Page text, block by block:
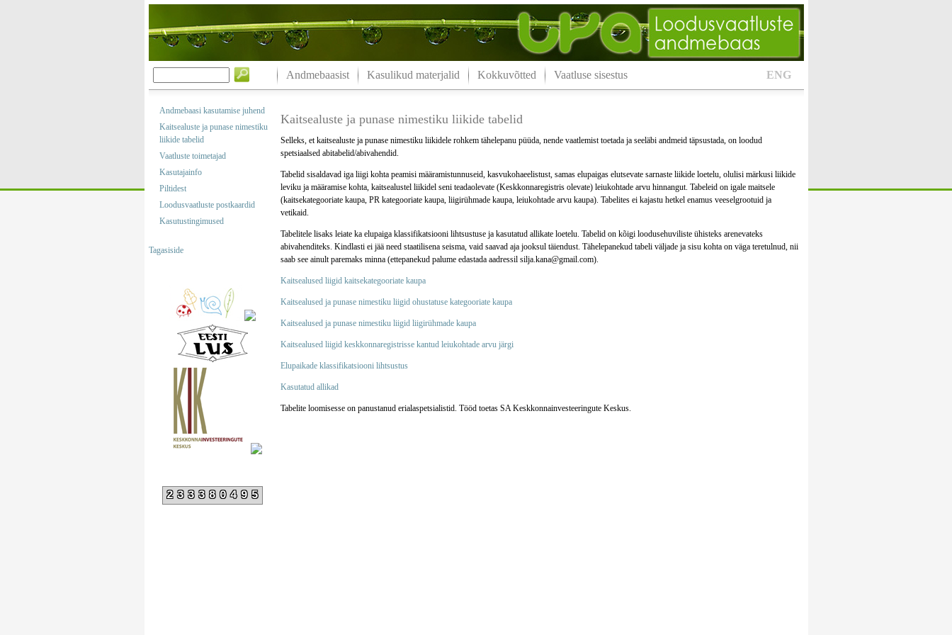
ENG
Andmebaasist Kasulikud materjalid Kokkuvõtted Vaatluse sisestus
Andmebaasi kasutamise juhend
Kaitsealuste ja punase nimestiku
liikide tabelid
Vaatluste toimetajad
Kasutajainfo
Piltidest
Loodusvaatluste postkaardid
Kasutustingimused
Tagasiside
233380495
Kaitsealuste ja punase nimestiku liikide tabelid
Selleks, et kaitsealuste ja punase nimestiku liikidele rohkem tähelepanu püüda, nende vaatlemist toetada ja seeläbi andmeid täpsustada, on loodud
spetsiaalsed abitabelid/abivahendid.
Tabelid sisaldavad iga liigi kohta peamisi määramistunnuseid, kasvukohaeelistust, samas elupaigas elutsevate sarnaste liikide loetelu, olulisi märkusi liikide
leviku ja määramise kohta, kaitsealustel liikidel seni teadaolevate (Keskkonnaregistris olevate) leiukohtade arvu hinnangut. Tabeleid on igale maitsele
(kaitsekategooriate kaupa, PR kategooriate kaupa, liigirühmade kaupa, leiukohtade arvu kaupa). Tabelites ei kajastu hetkel enamus veeselgrootuid ja
vetikaid.
Tabelitele lisaks leiate ka elupaiga klassifikatsiooni lihtsustuse ja kasutatud allikate loetelu. Tabelid on kõigi loodusehuviliste ühisteks arenevateks
abivahenditeks. Kindlasti ei jää need staatilisena seisma, vaid saavad aja jooksul täiendust. Tähelepanekud tabeli väljade ja sisu kohta on väga teretulnud, nii
saab see ainult paremaks minna (ettepanekud palume edastada aadressil silja.kana@gmail.com).
Kaitsealused liigid kaitsekategooriate kaupa
Kaitsealused ja punase nimestiku liigid ohustatuse kategooriate kaupa
Kaitsealused ja punase nimestiku liigid liigirühmade kaupa
Kaitsealused liigid keskkonnaregistrisse kantud leiukohtade arvu järgi
Elupaikade klassifikatsiooni lihtsustus
Kasutatud allikad
Tabelite loomisesse on panustanud erialaspetsialistid. Tööd toetas SA Keskkonnainvesteeringute Keskus.